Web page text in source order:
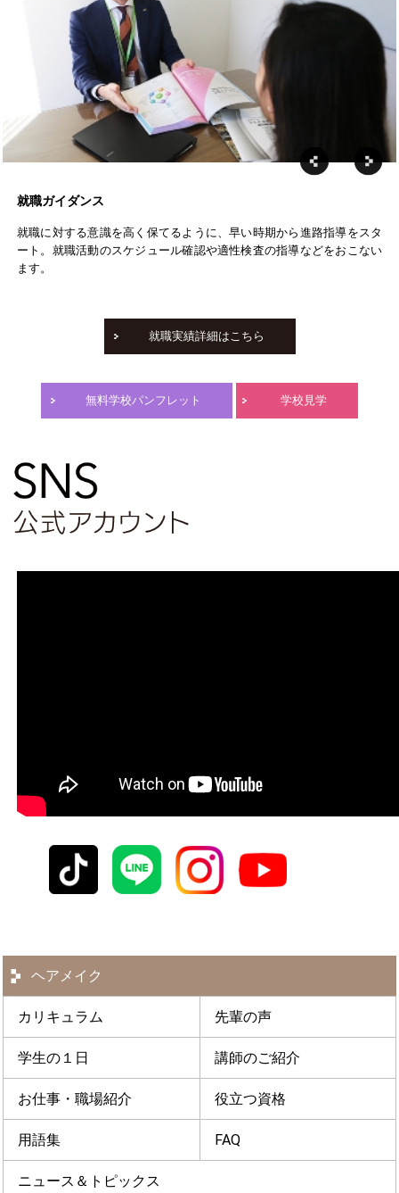
就職ガイダンス
就職に対する意識を高く保てるように、早い時期から進路指導をスタ
ート。就職活動のスケジュール確認や適性検査の指導などをおこない
ます。
就職実績詳細はこちら
無料学校パンフレット 学校見学
ヘアメイク
カリキュラム 先輩の声
学生の１日 講師のご紹介
お仕事・職場紹介 役立つ資格
用語集 FAQ
ニュース＆トピックス